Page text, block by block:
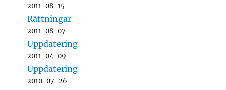
2011-08-15
Rättningar
2011-08-07
Uppdatering
2011-04-09
Uppdatering
2010-07-26